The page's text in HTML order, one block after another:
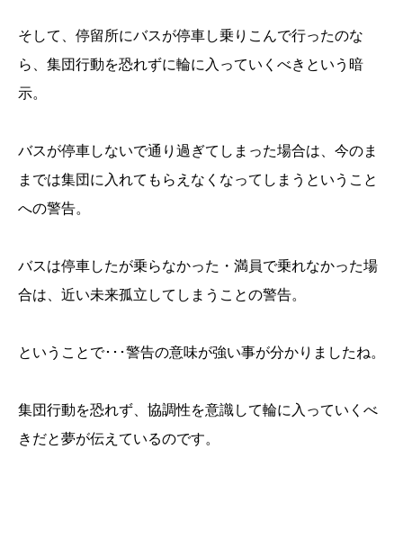
そして、停留所にバスが停車し乗りこんで行ったのな
ら、集団行動を恐れずに輪に入っていくべきという暗
示。
バスが停車しないで通り過ぎてしまった場合は、今のま
までは集団に入れてもらえなくなってしまうということ
への警告。
バスは停車したが乗らなかった・満員で乗れなかった場
合は、近い未来孤立してしまうことの警告。
ということで･･･警告の意味が強い事が分かりましたね。
集団行動を恐れず、協調性を意識して輪に入っていくべ
きだと夢が伝えているのです。